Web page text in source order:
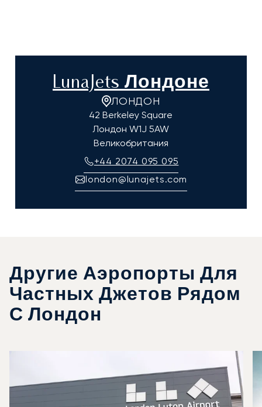
LunaJets Лондоне
ЛОНДОН
42 Berkeley Square
Лондон W1J 5AW
Великобритания
+44 2074 095 095
london@lunajets.com
Другие Аэропорты Для
Частных Джетов Рядом
С Лондон